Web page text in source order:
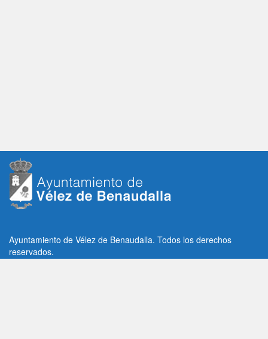
Ayuntamiento de Vélez de Benaudalla. Todos los derechos
reservados.